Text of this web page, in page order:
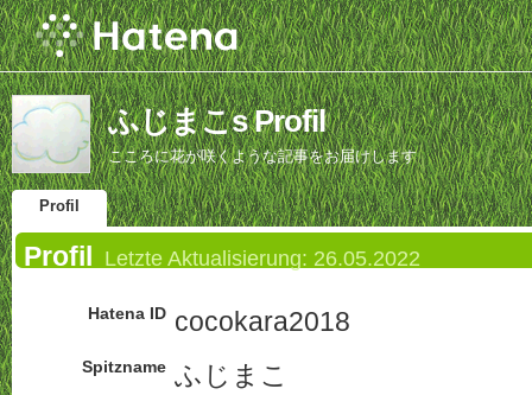
ふじまこs Profil
こころに花が咲くような記事をお届けします
Profil
Profil Letzte Aktualisierung: 26.05.2022
Hatena ID cocokara2018
Spitzname ふじまこ